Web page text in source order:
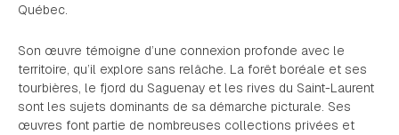
Québec.
Son œuvre témoigne d’une connexion profonde avec le
territoire, qu’il explore sans relâche. La forêt boréale et ses
tourbières, le fjord du Saguenay et les rives du Saint-Laurent
sont les sujets dominants de sa démarche picturale. Ses
œuvres font partie de nombreuses collections privées et